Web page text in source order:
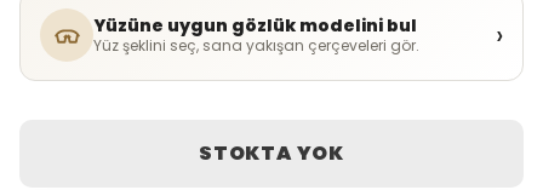
Yüzüne uygun gözlük modelini bul
Yüz şeklini seç, sana yakışan çerçeveleri gör. ›
STOKTA YOK